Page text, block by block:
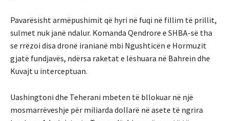
Pavarësisht armëpushimit që hyri në fuqi në fillim të prillit,
sulmet nuk janë ndalur. Komanda Qendrore e SHBA-së tha
se rrëzoi disa dronë iranianë mbi Ngushticën e Hormuzit
gjatë fundjavës, ndërsa raketat e lëshuara në Bahrein dhe
Kuvajt u interceptuan.
Uashingtoni dhe Teherani mbeten të bllokuar në një
mosmarrëveshje për miliarda dollarë në asete të ngrira